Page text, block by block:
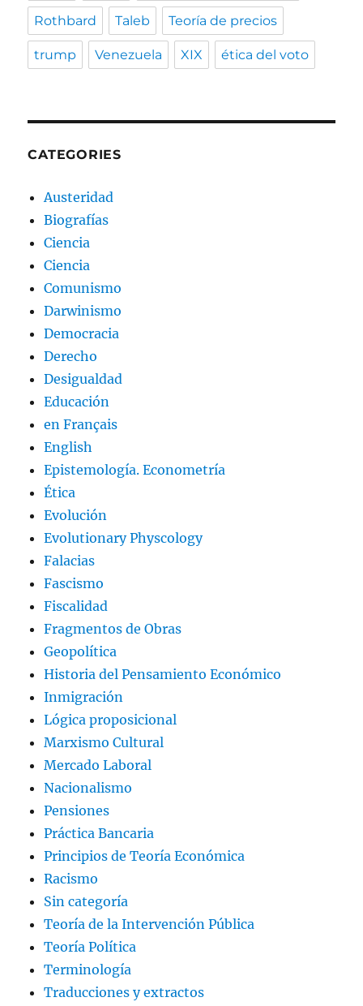
Rothbard Taleb Teoría de precios
trump Venezuela XIX ética del voto
CATEGORIES
Austeridad
Biografías
Ciencia
Ciencia
Comunismo
Darwinismo
Democracia
Derecho
Desigualdad
Educación
en Français
English
Epistemología. Econometría
Ética
Evolución
Evolutionary Physcology
Falacias
Fascismo
Fiscalidad
Fragmentos de Obras
Geopolítica
Historia del Pensamiento Económico
Inmigración
Lógica proposicional
Marxismo Cultural
Mercado Laboral
Nacionalismo
Pensiones
Práctica Bancaria
Principios de Teoría Económica
Racismo
Sin categoría
Teoría de la Intervención Pública
Teoría Política
Terminología
Traducciones y extractos